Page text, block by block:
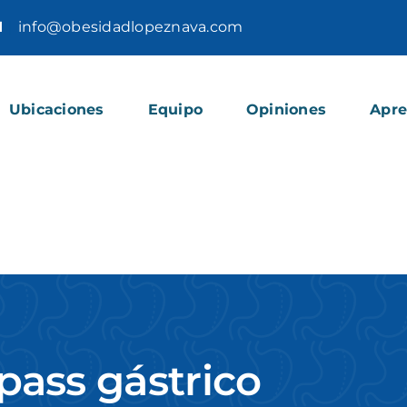
info@obesidadlopeznava.com
Ubicaciones Equipo Opiniones
gástrico